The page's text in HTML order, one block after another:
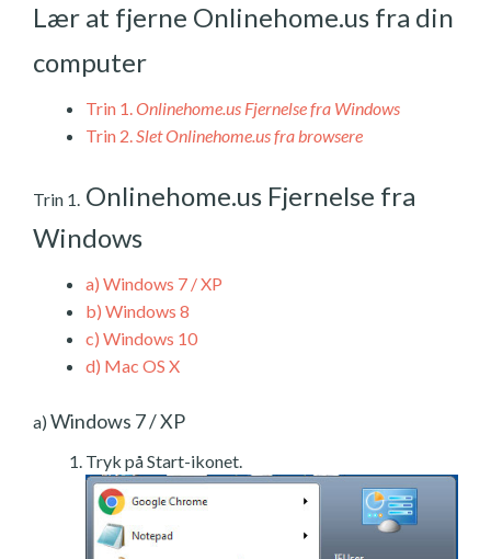
Lær at fjerne Onlinehome.us fra din
computer
Trin 1.Onlinehome.us Fjernelse fra Windows
Trin 2.Slet Onlinehome.us fra browsere
Trin 1. Onlinehome.us Fjernelse fra
Windows
a) Windows 7 / XP
b) Windows 8
c) Windows 10
d) Mac OS X
a) Windows 7 / XP
Tryk på Start-ikonet.